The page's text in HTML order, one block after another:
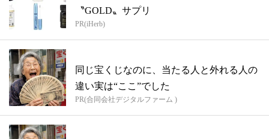
〝GOLD〟サプリ
PR(iHerb)
同じ宝くじなのに、当たる人と外れる人の
違い実は“ここ”でした
PR(合同会社デジタルファーム )